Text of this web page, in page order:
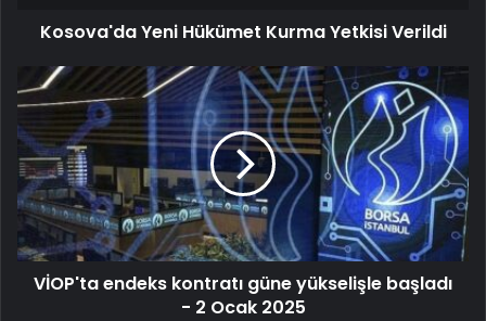
Kosova'da Yeni Hükümet Kurma Yetkisi Verildi
VİOP'ta endeks kontratı güne yükselişle başladı
- 2 Ocak 2025